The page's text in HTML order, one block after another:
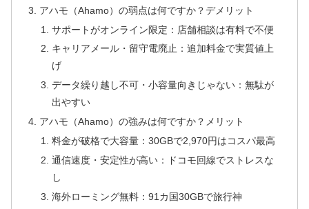
アハモ（Ahamo）の弱点は何ですか？デメリット
サポートがオンライン限定：店舗相談は有料で不便
キャリアメール・留守電廃止：追加料金で実質値上
げ
データ繰り越し不可・小容量向きじゃない：無駄が
出やすい
アハモ（Ahamo）の強みは何ですか？メリット
料金が破格で大容量：30GBで2,970円はコスパ最高
通信速度・安定性が高い：ドコモ回線でストレスな
し
海外ローミング無料：91カ国30GBで旅行神